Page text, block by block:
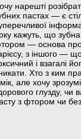
нарешті
пастах — є
кажуть, що
— основа
з іншого —
і взагалі
Хто з ким
але хочу
глузду, чи
з фтором чи